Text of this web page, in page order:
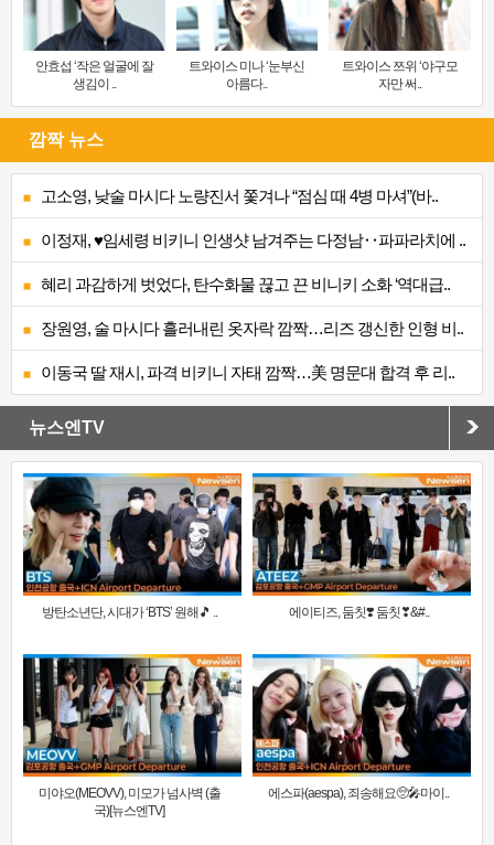
안효섭 ‘작은 얼굴에 잘
생김이 ..
트와이스 미나 ‘눈부신
아름다..
트와이스 쯔위 ‘야구모
자만 써..
깜짝 뉴스
고소영, 낮술 마시다 노량진서 쫓겨나 “점심 때 4병 마셔”(바..
이정재, ♥임세령 비키니 인생샷 남겨주는 다정남‥파파라치에 ..
혜리 과감하게 벗었다, 탄수화물 끊고 끈 비니키 소화 ‘역대급..
장원영, 술 마시다 흘러내린 옷자락 깜짝…리즈 갱신한 인형 비..
이동국 딸 재시, 파격 비키니 자태 깜짝…美 명문대 합격 후 리..
뉴스엔TV
방탄소년단, 시대가 ‘BTS’ 원해🎵 .. 에이티즈, 둠칫❣️ 둠칫❣&#..
미야오(MEOVV), 미모가 넘사벽 (출
국)[뉴스엔TV]
에스파(aespa), 죄송해요🥺🎤마이..